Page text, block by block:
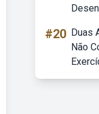
#20 Duas
Não